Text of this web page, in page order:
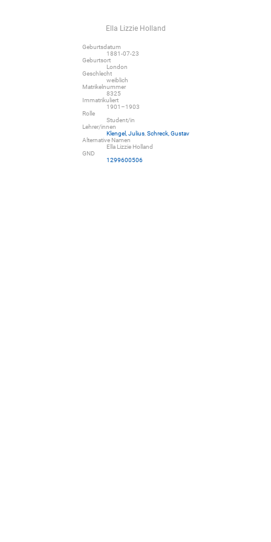
Ella Lizzie Holland
Geburtsdatum
1881-07-23
Geburtsort
London
Geschlecht
weiblich
Matrikelnummer
8325
Immatrikuliert
1901–1903
Rolle
Student/in
Lehrer/innen
Klengel, Julius, Schreck, Gustav
Alternative Namen
Ella Lizzie Holland
GND
1299600506